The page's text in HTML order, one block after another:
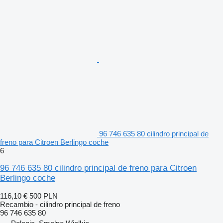
96 746 635 80 cilindro principal de
freno para Citroen Berlingo coche
6
96 746 635 80 cilindro principal de freno para Citroen
Berlingo coche
116,10 € 500 PLN
Recambio - cilindro principal de freno
96 746 635 80